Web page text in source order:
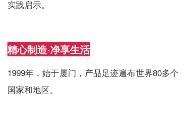
实践启示。
精心制造·净享生活
1999年，始于厦门，产品足迹遍布世界80多个
国家和地区。